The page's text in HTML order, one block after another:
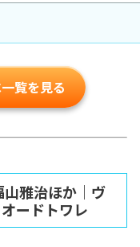
覧を見る
雅治ほか｜ヴ
ードトワレ